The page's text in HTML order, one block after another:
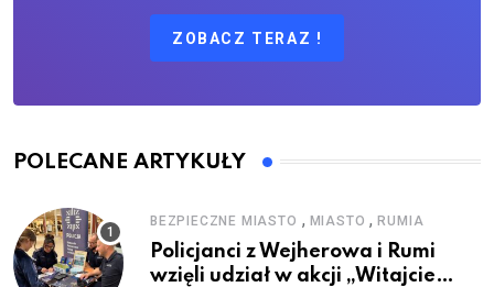
ZOBACZ TERAZ !
POLECANE ARTYKUŁY
BEZPIECZNE MIASTO , MIASTO ,RUMIA
Policjanci z Wejherowa i Rumi
wzięli udział w akcji „Witajcie